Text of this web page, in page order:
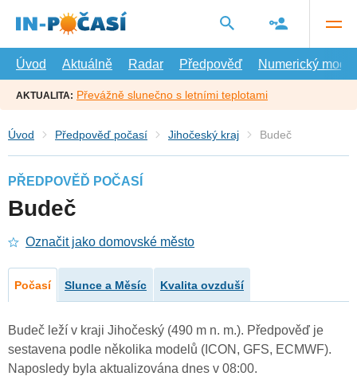
hlavní
Úvod
Aktuálně Radar Předpověď Numerický model
AKTUALITA: Převážně slunečno s letními teplotami
Úvod Předpověď počasí Jihočeský kraj Budeč
PŘEDPOVĚĎ POČASÍ
Budeč
Označit jako domovské město
Počasí Slunce a Měsíc Kvalita ovzduší
Budeč leží v kraji Jihočeský (490 m n. m.). Předpověď je
sestavena podle několika modelů (ICON, GFS, ECMWF).
Naposledy byla aktualizována dnes v 08:00.